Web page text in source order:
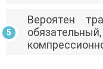
Вероятен